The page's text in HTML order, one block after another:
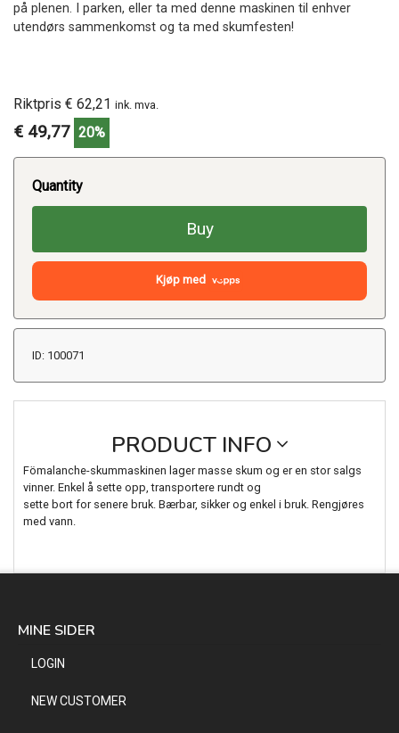
på plenen. I parken, eller ta med denne maskinen til enhver
utendørs sammenkomst og ta med skumfesten!
Riktpris € 62,21 ink. mva.
€ 49,77 20%
Quantity
Buy
Kjøp med
ID: 100071
PRODUCT INFO
Fömalanche-skummaskinen lager masse skum og er en stor salgs
vinner. Enkel å sette opp, transportere rundt og
sette bort for senere bruk. Bærbar, sikker og enkel i bruk. Rengjøres
med vann.
MINE SIDER
LOGIN
NEW CUSTOMER